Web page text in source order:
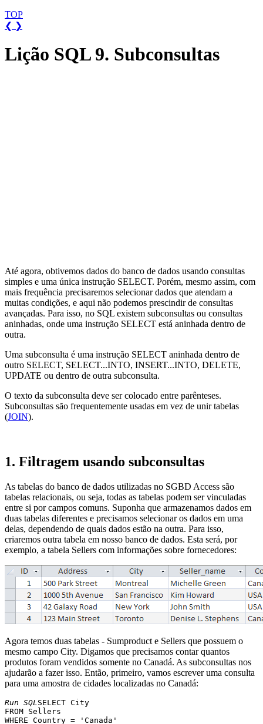
TOP
❮ ❯
Lição SQL 9. Subconsultas
Até agora, obtivemos dados do banco de dados usando consultas
simples e uma única instrução SELECT. Porém, mesmo assim, com
mais frequência precisaremos selecionar dados que atendam a
muitas condições, e aqui não podemos prescindir de consultas
avançadas. Para isso, no SQL existem subconsultas ou consultas
aninhadas, onde uma instrução SELECT está aninhada dentro de
outra.
Uma subconsulta é uma instrução SELECT aninhada dentro de
outro SELECT, SELECT...INTO, INSERT...INTO, DELETE,
UPDATE ou dentro de outra subconsulta.
O texto da subconsulta deve ser colocado entre parênteses.
Subconsultas são frequentemente usadas em vez de unir tabelas
(JOIN).
1. Filtragem usando subconsultas
As tabelas do banco de dados utilizadas no SGBD Access são
tabelas relacionais, ou seja, todas as tabelas podem ser vinculadas
entre si por campos comuns. Suponha que armazenamos dados em
duas tabelas diferentes e precisamos selecionar os dados em uma
delas, dependendo de quais dados estão na outra. Para isso,
criaremos outra tabela em nosso banco de dados. Esta será, por
exemplo, a tabela Sellers com informações sobre fornecedores:
Agora temos duas tabelas - Sumproduct e Sellers que possuem o
mesmo campo City. Digamos que precisamos contar quantos
produtos foram vendidos somente no Canadá. As subconsultas nos
ajudarão a fazer isso. Então, primeiro, vamos escrever uma consulta
para uma amostra de cidades localizadas no Canadá:
Run SQL SELECT City
FROM Sellers